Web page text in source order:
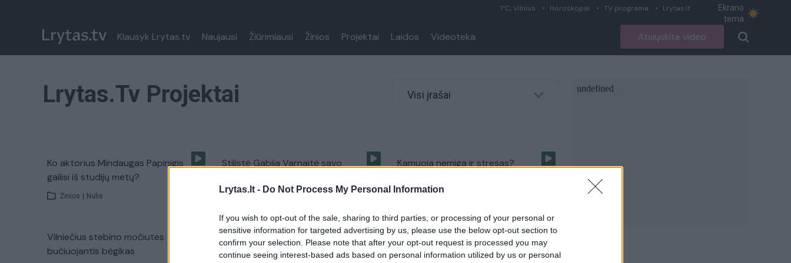
Lrytas.lt - Do Not Process My Personal Information
If you wish to opt-out of the sale, sharing to third parties, or processing of your personal or
sensitive information for targeted advertising by us, please use the below opt-out section to
confirm your selection. Please note that after your opt-out request is processed you may
continue seeing interest-based ads based on personal information utilized by us or personal
1°C, Vilnius Horoskopai TV programa Lrytas.lt
Ekrano
tema
Klausyk Lrytas.tv Naujausi Žiūrimiausi Žinios Projektai Laidos Videoteka Atsiųskite video
Lrytas.tv Projektai Visi įrašai
Ko aktorius Mindaugas Papinigis
gailisi iš studijų metų?
Žinios Nulis
Stilistė Gabija Varnaitė savo
Kamuoja nemiga ir stresas?
Vilniečius stebino močiutes
bučiuojantis bėgikas
Ką daryti, jei įtarimai dėl
neištikimybės pasitvirtina?
Ar verta klausyti sąžinės priekaištų
baudžiant vaiką diržu?